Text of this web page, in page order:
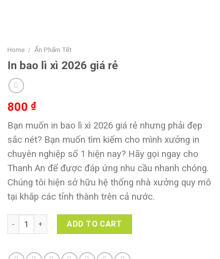
Home / Ấn Phẩm Tết
In bao lì xì 2026 giá rẻ
800 ₫
Bạn muốn in bao lì xì 2026 giá rẻ nhưng phải đẹp
sắc nét? Bạn muốn tìm kiếm cho mình xưởng in
chuyên nghiệp số 1 hiện nay? Hãy gọi ngay cho
Thanh An để được đáp ứng nhu cầu nhanh chóng.
Chúng tôi hiện sở hữu hệ thống nhà xưởng quy mô
tại khắp các tỉnh thành trên cả nước.
In bao lì xì 2026 giá rẻ quantity
ADD TO CART